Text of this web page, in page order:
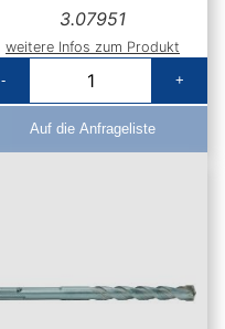
3.07951
weitere Infos zum Produkt
-
+
Auf die Anfrageliste